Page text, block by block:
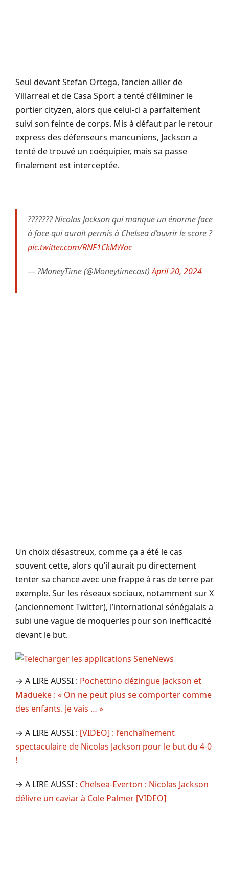
Seul devant Stefan Ortega, l’ancien ailier de
Villarreal et de Casa Sport a tenté d’éliminer le
portier cityzen, alors que celui-ci a parfaitement
suivi son feinte de corps. Mis à défaut par le retour
express des défenseurs mancuniens, Jackson a
tenté de trouvé un coéquipier, mais sa passe
finalement est interceptée.
??????? Nicolas Jackson qui manque un énorme face
à face qui aurait permis à Chelsea d’ouvrir le score ?
pic.twitter.com/RNF1CkMWac
— ?MoneyTime (@Moneytimecast)April 20, 2024
Un choix désastreux, comme ça a été le cas
souvent cette, alors qu’il aurait pu directement
tenter sa chance avec une frappe à ras de terre par
exemple. Sur les réseaux sociaux, notamment sur X
(anciennement Twitter), l’international sénégalais a
subi une vague de moqueries pour son inefficacité
devant le but.
→ A LIRE AUSSI : Pochettino dézingue Jackson et
Madueke : « On ne peut plus se comporter comme
des enfants. Je vais … »
→ A LIRE AUSSI : [VIDEO] : l’enchaînement
spectaculaire de Nicolas Jackson pour le but du 4-0
!
→ A LIRE AUSSI : Chelsea-Everton : Nicolas Jackson
délivre un caviar à Cole Palmer [VIDEO]